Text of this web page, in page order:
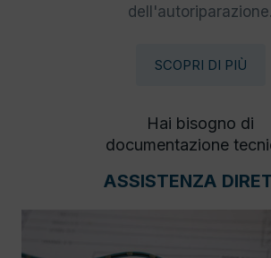
dell'autoriparazione.
SCOPRI DI PIÙ
Hai bisogno di
documentazione
ASSISTENZA